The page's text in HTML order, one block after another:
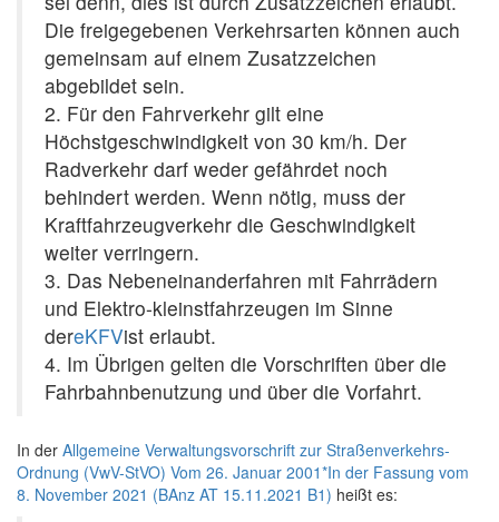
Die freigegebenen Verkehrsarten können auch
gemeinsam auf einem Zusatzzeichen
abgebildet sein.
2. Für den Fahrverkehr gilt eine
Höchstgeschwindigkeit von 30 km/h. Der
Radverkehr darf weder gefährdet noch
behindert werden. Wenn nötig, muss der
Kraftfahrzeugverkehr die Geschwindigkeit
weiter verringern.
3. Das Nebeneinanderfahren mit Fahrrädern
und Elektro-kleinstfahrzeugen im Sinne
dereKFVist erlaubt.
4. Im Übrigen gelten die Vorschriften über die
Fahrbahnbenutzung und über die Vorfahrt.
In der Allgemeine Verwaltungsvorschrift zur Straßenverkehrs-
Ordnung (VwV-StVO) Vom 26. Januar 2001*In der Fassung vom
8. November 2021 (BAnz AT 15.11.2021 B1) heißt es: